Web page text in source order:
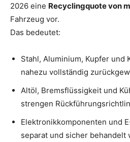
2026 eine Recyclingquote von
Fahrzeug vor.
Das bedeutet:
Stahl, Aluminium, Kupfer und
nahezu vollständig
Altöl, Bremsflüssigkeit und
strengen
Elektronikkomponenten und
separat und sicher behandelt